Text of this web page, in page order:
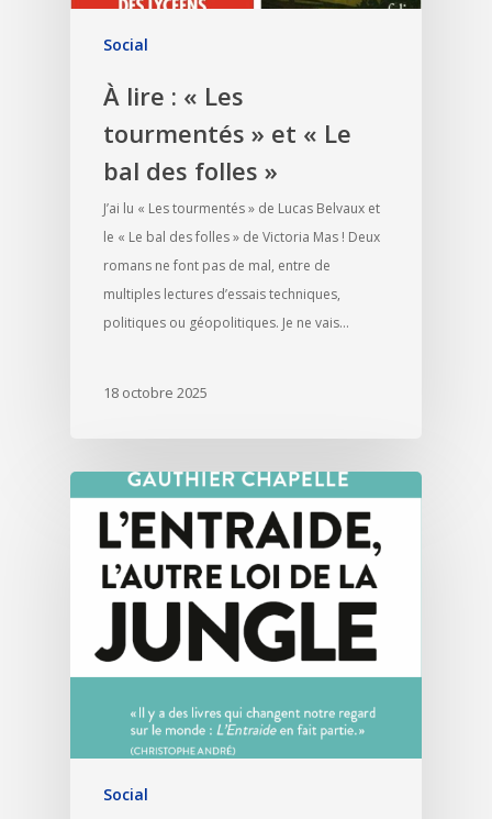
Social
À lire : « Les
tourmentés » et « Le
bal des folles »
J’ai lu « Les tourmentés » de Lucas Belvaux et
le « Le bal des folles » de Victoria Mas ! Deux
romans ne font pas de mal, entre de
multiples lectures d’essais techniques,
politiques ou géopolitiques. Je ne vais…
18 octobre 2025
Social